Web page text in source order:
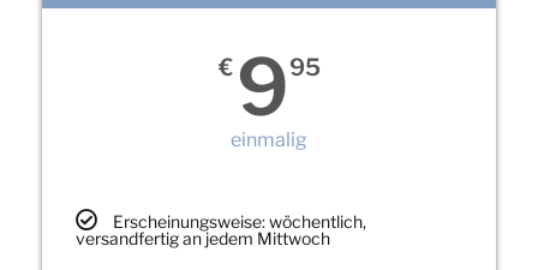
€ 995
einmalig
Erscheinungsweise: wöchentlich,
versandfertig an jedem Mittwoch